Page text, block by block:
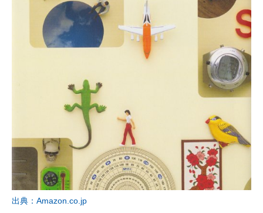
出典：Amazon.co.jp